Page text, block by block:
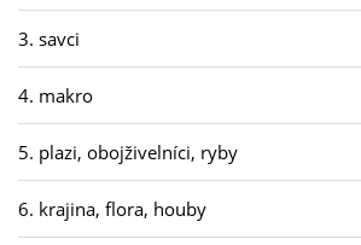
3. savci
4. makro
5. plazi, obojživelníci, ryby
6. krajina, flora, houby